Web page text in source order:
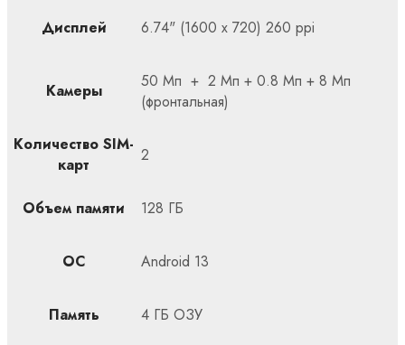
Дисплей 6.74" (1600 x 720) 260 ppi
Камеры
50 Мп + 2 Мп + 0.8 Мп + 8 Мп
(фронтальная)
Количество SIM-
карт
2
Объем памяти 128 ГБ
ОС Android 13
Память 4 ГБ ОЗУ